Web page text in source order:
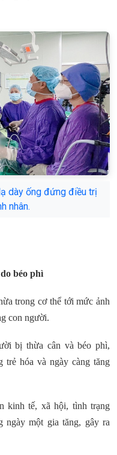
dày ống đứng điều trị
nhân.
béo phì
trong cơ thể tới mức ảnh
con người.
bị thừa cân và béo phì,
trẻ hóa và ngày càng tăng
kinh tế, xã hội, tình trạng
ngày một gia tăng, gây ra